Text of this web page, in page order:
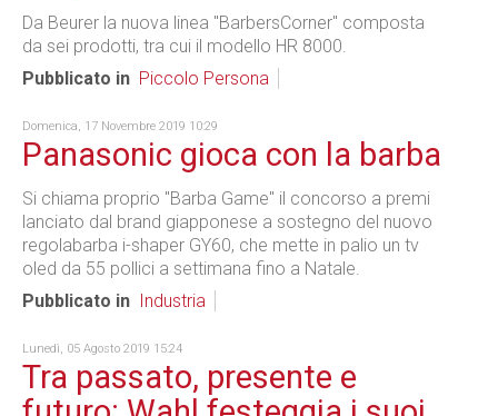
Da Beurer la nuova linea "BarbersCorner" composta
da sei prodotti, tra cui il modello HR 8000.
Pubblicato in Piccolo Persona
Domenica, 17 Novembre 2019 10:29
Panasonic gioca con la barba
Si chiama proprio "Barba Game" il concorso a premi
lanciato dal brand giapponese a sostegno del nuovo
regolabarba i-shaper GY60, che mette in palio un tv
oled da 55 pollici a settimana fino a Natale.
Pubblicato in
Industria
Lunedì, 05 Agosto 2019 15:24
Tra passato, presente e